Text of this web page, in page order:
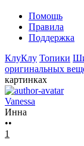
Помощь
Правила
Поддержка
КлуКлу Топики
оригинальных
картинках
Vanessa
Инна
••
1